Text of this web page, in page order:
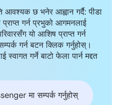
आवश्यक छ भनेर आह्वान गर्दै: पीडा
प्राप्त गर्न प्रभुको आगमनलाई
यो आशिष प्राप्त गर्न
गर्न बटन क्लिक गर्नुहोस्।
गर्ने बाटो फेला पार्न मद्दत
मा सम्पर्क गर्नुहोस्